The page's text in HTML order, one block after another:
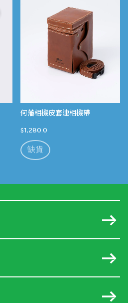
何藩相機皮套連相機帶
$1,280.0
缺貨